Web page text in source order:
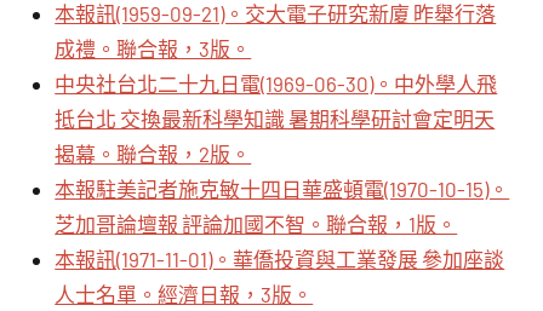
本報訊(1959-09-21)。交大電子研究新廈 昨舉行落
成禮。聯合報，3版。
中央社台北二十九日電(1969-06-30)。中外學人飛
抵台北 交換最新科學知識 暑期科學研討會定明天
揭幕。聯合報，2版。
本報駐美記者施克敏十四日華盛頓電(1970-10-15)。
芝加哥論壇報 評論加國不智。聯合報，1版。
本報訊(1971-11-01)。華僑投資與工業發展 參加座談
人士名單。經濟日報，3版。